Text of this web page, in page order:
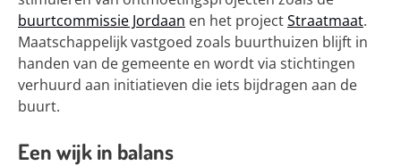
buurtcommissie Jordaan en het projectStraatmaat.
Maatschappelijk vastgoed zoals buurthuizen blijft in
handen van de gemeente en wordt via stichtingen
verhuurd aan initiatieven die iets bijdragen aan de
buurt.
Een wijk in balans